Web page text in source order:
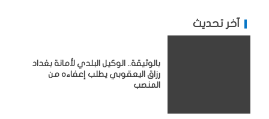
آخر تحديث
بالوثيقة.. الوكيل البلدي لأمانة بغداد
رزاق اليعقوبي يطلب إعفاءه من
المنصب